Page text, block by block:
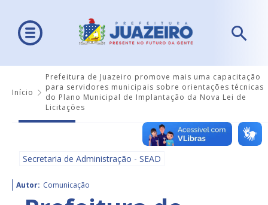
Início
Prefeitura de Juazeiro promove mais uma capacitação
para servidores municipais sobre orientações técnicas
do Plano Municipal de Implantação da Nova Lei de
Licitações
Secretaria de Administração - SEAD
Autor: Comunicação